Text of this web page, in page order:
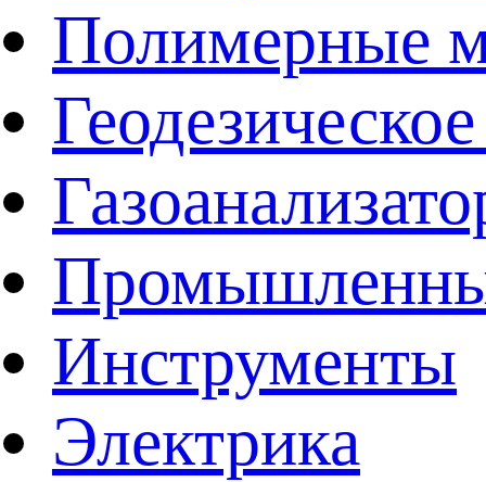
Полимерные
Инструменты
Электрика